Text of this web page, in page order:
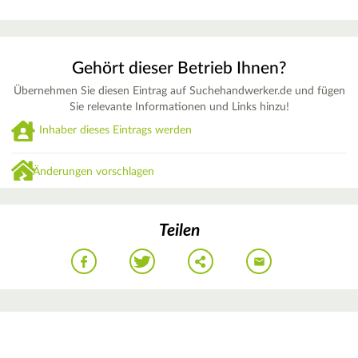
Gehört dieser Betrieb Ihnen?
Übernehmen Sie diesen Eintrag auf Suchehandwerker.de und fügen
Sie relevante Informationen und Links hinzu!
Inhaber dieses Eintrags werden
Änderungen vorschlagen
Teilen